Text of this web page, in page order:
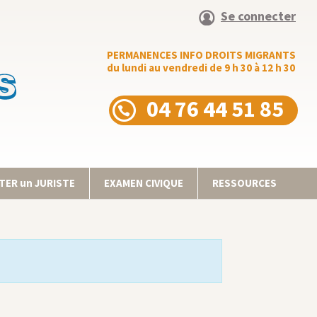
Se connecter
PERMANENCES INFO DROITS MIGRANTS
du lundi au vendredi de 9 h 30 à 12 h 30
04 76 44 51 85
un JURISTE EXAMEN CIVIQUE RESSOURCES